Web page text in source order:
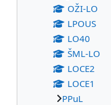
OŽI-LO
LPOUS
LO40
ŠML-LO
LOCE2
LOCE1
PPuL